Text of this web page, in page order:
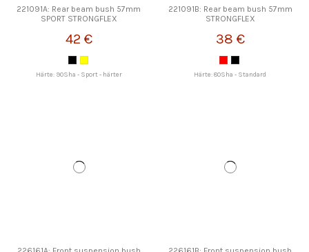
221091A: Rear beam bush 57mm
SPORT STRONGFLEX
42 €
Härte: 90Sha - Sport - härter
221091B: Rear beam bush 57mm
STRONGFLEX
38 €
Härte: 80Sha - Standard